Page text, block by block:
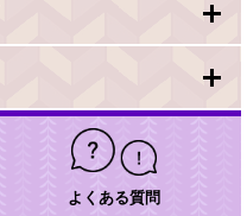
よくある質問